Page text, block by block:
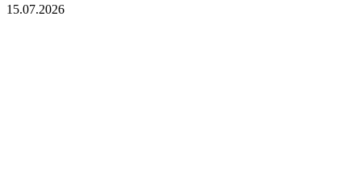
15.07.2026